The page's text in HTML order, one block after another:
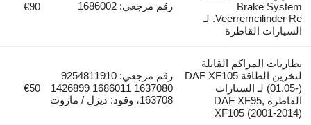
Brake System
Veerremcilinder Re. لـ
السيارات القاطرة
رقم مرجعي: 1686002 €90
بطاريات المراكم القابلة
لتخزين الطاقة DAF XF105
(01.05-) لـ السيارات
القاطرة DAF XF95,
XF105 (2001-2014)
رقم مرجعي: 9254811910
1637080 1686011 1426899
163708، وقود: ديزل / مازوت
€50